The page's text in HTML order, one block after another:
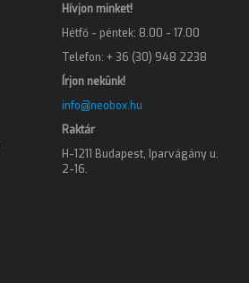
Hívjon minket!
Hétfő - péntek: 8.00 - 17.00
Telefon: + 36 (30) 948 2238
Írjon nekünk!
info@neobox.hu
Raktár
H-1211 Budapest, Iparvágány u.
2-16.